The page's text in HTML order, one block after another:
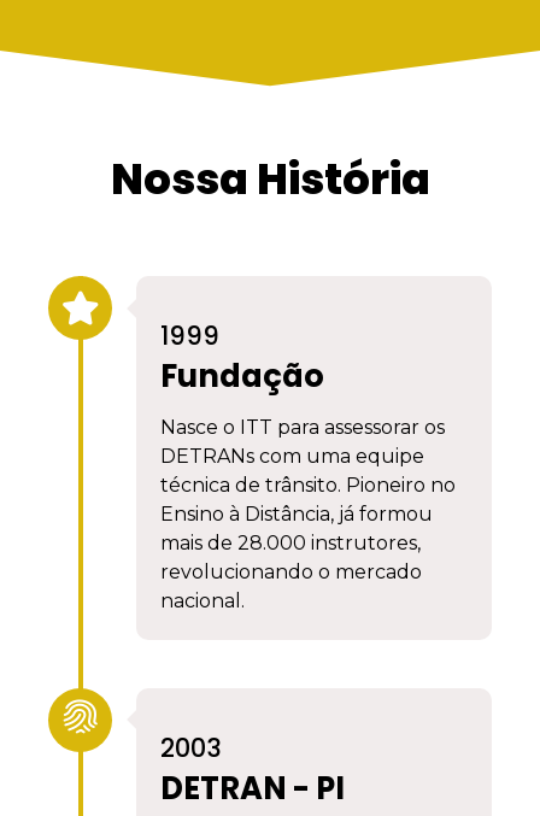
Nossa História
1999
Fundação
Nasce o ITT para assessorar os
DETRANs com uma equipe
técnica de trânsito. Pioneiro no
Ensino à Distância, já formou
mais de 28.000 instrutores,
revolucionando o mercado
nacional.
2003
DETRAN - PI